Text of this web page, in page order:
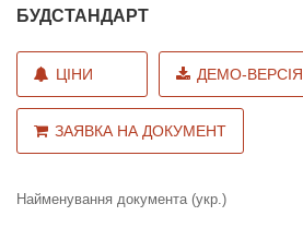
БУДСТАНДАРТ
ЦІНИ ДЕМО-ВЕРСІЯ
ЗАЯВКА НА ДОКУМЕНТ
Найменування документа (укр.)